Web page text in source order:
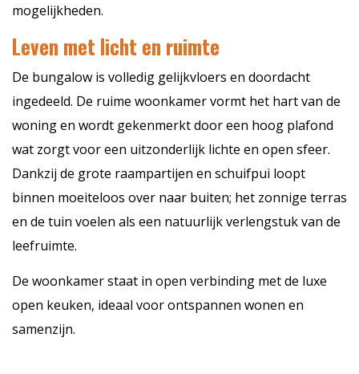
mogelijkheden.
Leven met licht en ruimte
De bungalow is volledig gelijkvloers en doordacht
ingedeeld. De ruime woonkamer vormt het hart van de
woning en wordt gekenmerkt door een hoog plafond
wat zorgt voor een uitzonderlijk lichte en open sfeer.
Dankzij de grote raampartijen en schuifpui loopt
binnen moeiteloos over naar buiten; het zonnige terras
en de tuin voelen als een natuurlijk verlengstuk van de
leefruimte.
De woonkamer staat in open verbinding met de luxe
open keuken, ideaal voor ontspannen wonen en
samenzijn.